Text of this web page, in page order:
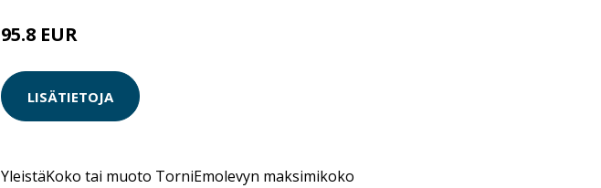
95.8 EUR
LISÄTIETOJA
YleistäKoko tai muoto TorniEmolevyn maksimikoko